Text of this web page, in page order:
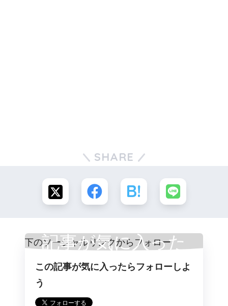
SHARE
記事が気に入った
らフォロー
この記事が気に入ったらフォローしよ
う